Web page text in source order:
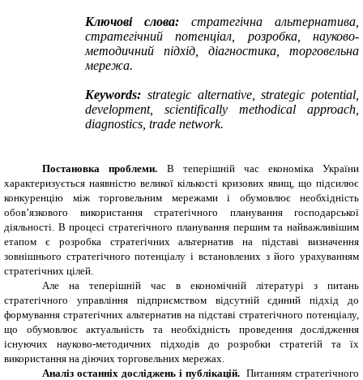
Ключові слова: стратегічна альтернатива,
стратегічний потенціал, розробка, науково-
методичний підхід, діагностика, торговельна
мережа.
Keywords: strategic alternative, strategic potential,
development, scientifically methodical approach,
diagnostics, trade network.
Постановка проблеми. В теперішній час економіка України
характеризується наявністю великої кількості кризових явищ, що підсилює
конкуренцію між торговельним мережами і обумовлює необхідність
обов’язкового використання стратегічного планування господарської
діяльності. В процесі стратегічного планування першим та найважливішим
етапом є розробка стратегічних альтернатив на підставі визначення
зовнішнього стратегічного потенціалу і встановлених з його урахуванням
стратегічних цілей.
Але на теперішній час в економічній літературі з питань
стратегічного управління підприємством відсутній єдиний підхід до
формування стратегічних альтернатив на підставі стратегічного потенціалу,
що обумовлює актуальність та необхідність проведення дослідження
існуючих науково-методичних підходів до розробки стратегій та їх
використання на діючих торговельних мережах.
Аналіз останніх досліджень і публікацій. Питанням стратегічного